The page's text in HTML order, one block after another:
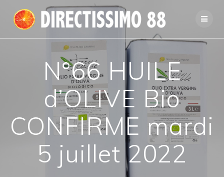
Passer
au
contenu
N°66 HUILE
d’OLIVE Bio
CONFIRME mardi
5 juillet 2022